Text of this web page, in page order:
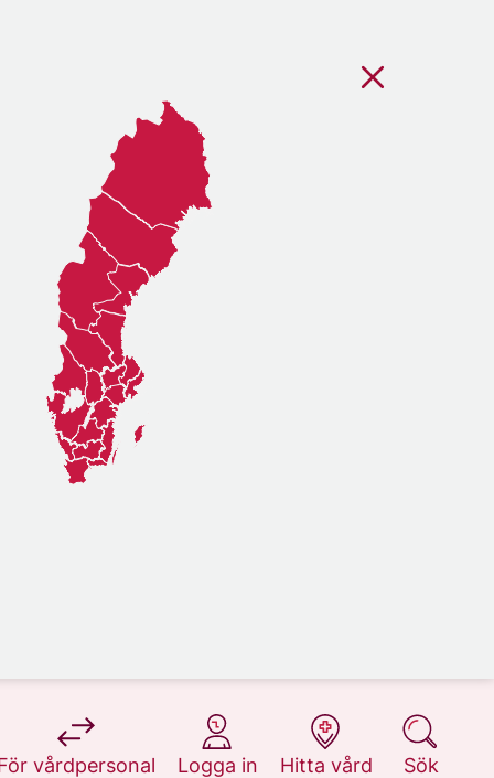
vårdpersonal
på 1177.se
Logga in
på 1177.se
Hitta vård
på 1177.se
Sök
på 1177.se